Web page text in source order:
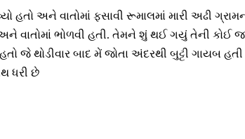
અને વાતોમાં ફસાવી રૂમાલમાં મારી અઢી
વાતોમાં ભોળવી હતી. તેમને શું થઈ ગયું તેની કોઈ
જે થોડીવાર બાદ મેં જોતા અંદરથી બુટ્ટી ગાયબ
ધરી છે